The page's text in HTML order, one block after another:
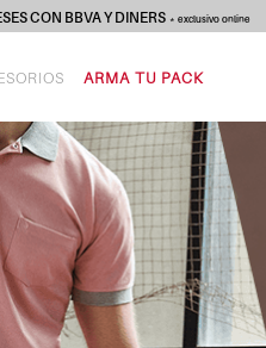
CON BBVA Y DINERS * exclusivo online
ARMA TU PACK